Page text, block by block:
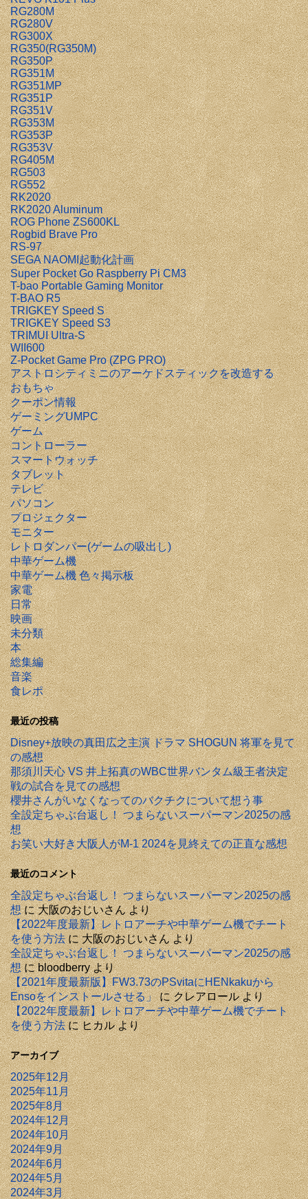
RG280M
RG280V
RG300X
RG350(RG350M)
RG350P
RG351M
RG351MP
RG351P
RG351V
RG353M
RG353P
RG353V
RG405M
RG503
RG552
RK2020
RK2020 Aluminum
ROG Phone ZS600KL
Rogbid Brave Pro
RS-97
SEGA NAOMI起動化計画
Super Pocket Go Raspberry Pi CM3
T-bao Portable Gaming Monitor
T-BAO R5
TRIGKEY Speed S
TRIGKEY Speed S3
TRIMUI Ultra-S
WII600
Z-Pocket Game Pro (ZPG PRO)
アストロシティミニのアーケドスティックを改造する
おもちゃ
クーポン情報
ゲーミングUMPC
ゲーム
コントローラー
スマートウォッチ
タブレット
テレビ
パソコン
プロジェクター
モニター
レトロダンパー(ゲームの吸出し)
中華ゲーム機
中華ゲーム機 色々掲示板
家電
日常
映画
未分類
本
総集編
音楽
食レポ
最近の投稿
Disney+放映の真田広之主演 ドラマ SHOGUN 将軍を見て
の感想
那須川天心 VS 井上拓真のWBC世界バンタム級王者決定
戦の試合を見ての感想
櫻井さんがいなくなってのバクチクについて想う事
全設定ちゃぶ台返し！ つまらないスーパーマン2025の感
想
お笑い大好き大阪人がM-1 2024を見終えての正直な感想
最近のコメント
全設定ちゃぶ台返し！ つまらないスーパーマン2025の感
想に大阪のおじいさんより
【2022年度最新】レトロアーチや中華ゲーム機でチート
を使う方法に大阪のおじいさんより
全設定ちゃぶ台返し！ つまらないスーパーマン2025の感
想にbloodberryより
【2021年度最新版】FW3.73のPSvitaにHENkakuから
Ensoをインストールさせる」にクレアロールより
【2022年度最新】レトロアーチや中華ゲーム機でチート
を使う方法にヒカルより
アーカイブ
2025年12月
2025年11月
2025年8月
2024年12月
2024年10月
2024年9月
2024年6月
2024年5月
2024年3月